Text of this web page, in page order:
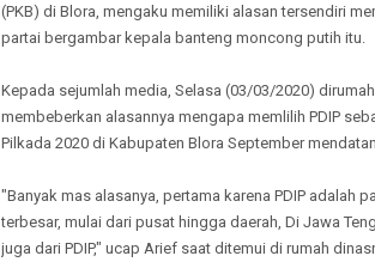
(PKB) di Blora, mengaku memiliki alasan tersendiri
partai bergambar kepala banteng moncong putih itu.
Kepada sejumlah media, Selasa (03/03/2020)
membeberkan alasannya mengapa memlilih PDIP
Pilkada 2020 di Kabupaten Blora September
"Banyak mas alasanya, pertama karena PDIP adalah
terbesar, mulai dari pusat hingga daerah, Di Jawa
juga dari PDIP," ucap Arief saat ditemui di rumah